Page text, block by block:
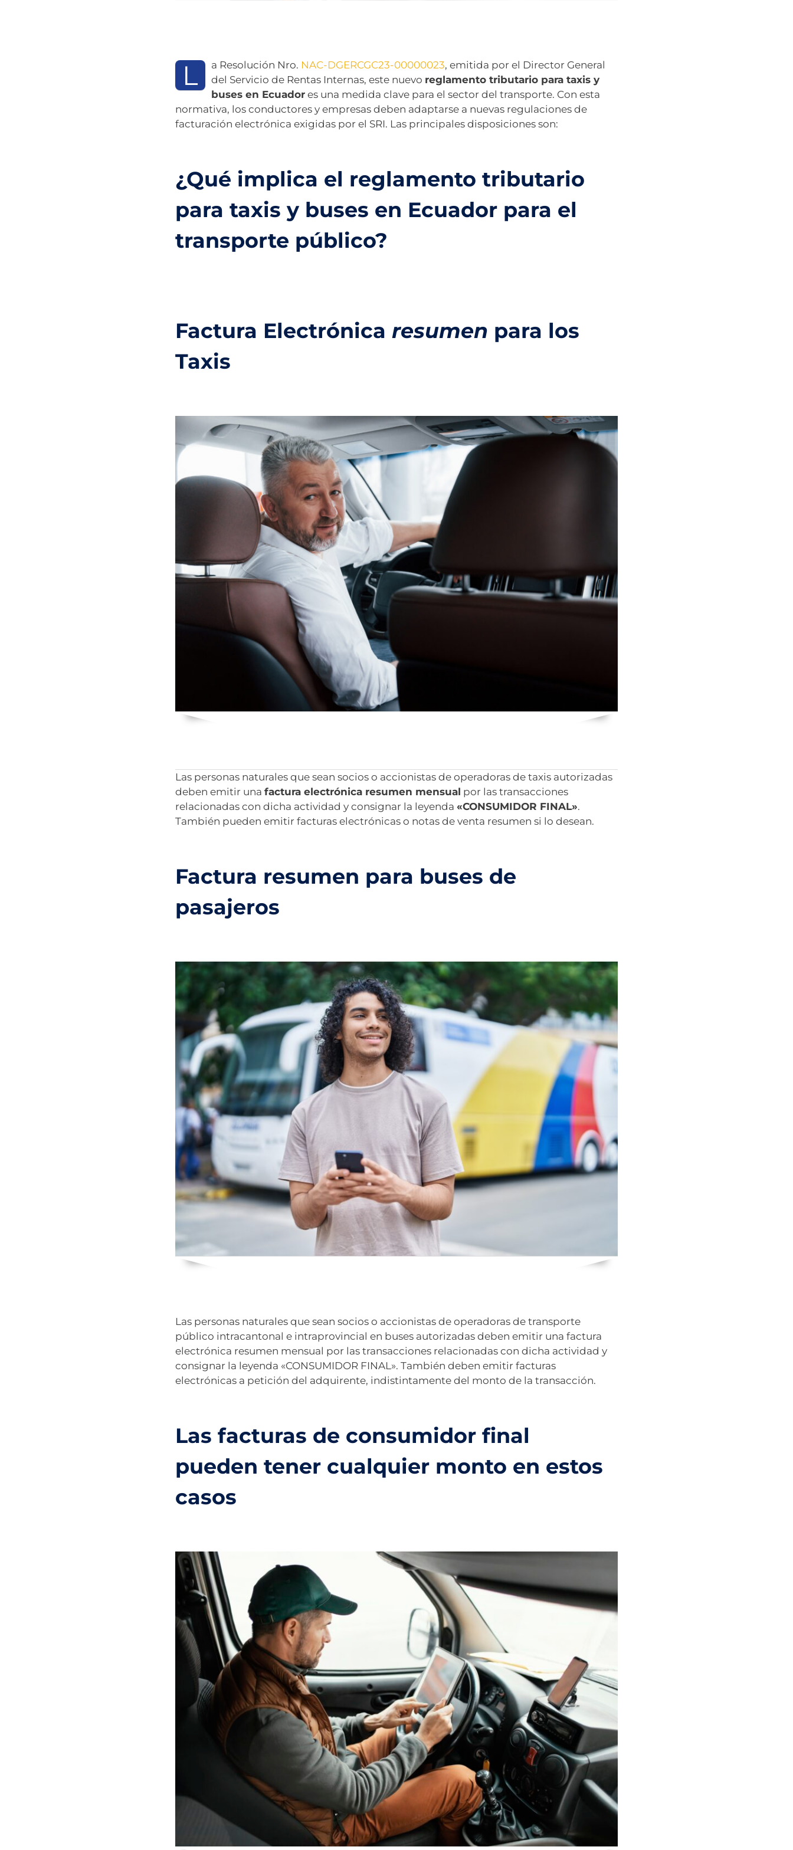
L a Resolución Nro. NAC-DGERCGC23-00000023, emitida por el Director General
del Servicio de Rentas Internas, este nuevo reglamento tributario para taxis y
buses en Ecuador es una medida clave para el sector del transporte. Con esta
normativa, los conductores y empresas deben adaptarse a nuevas regulaciones de
facturación electrónica exigidas por el SRI. Las principales disposiciones son:
¿Qué implica el reglamento tributario
para taxis y buses en Ecuador para el
transporte público?
Factura Electrónicaresumen para los
Taxis
Las personas naturales que sean socios o accionistas de operadoras de taxis autorizadas
deben emitir unafactura electrónica resumen mensual por las transacciones
relacionadas con dicha actividad y consignar la leyenda«CONSUMIDOR FINAL».
También pueden emitir facturas electrónicas o notas de venta resumen si lo desean.
Factura resumen para buses de
pasajeros
Las personas naturales que sean socios o accionistas de operadoras de transporte
público intracantonal e intraprovincial en buses autorizadas deben emitir una factura
electrónica resumen mensual por las transacciones relacionadas con dicha actividad y
consignar la leyenda «CONSUMIDOR FINAL». También deben emitir facturas
electrónicas a petición del adquirente, indistintamente del monto de la transacción.
Las facturas de consumidor final
pueden tener cualquier monto en estos
casos